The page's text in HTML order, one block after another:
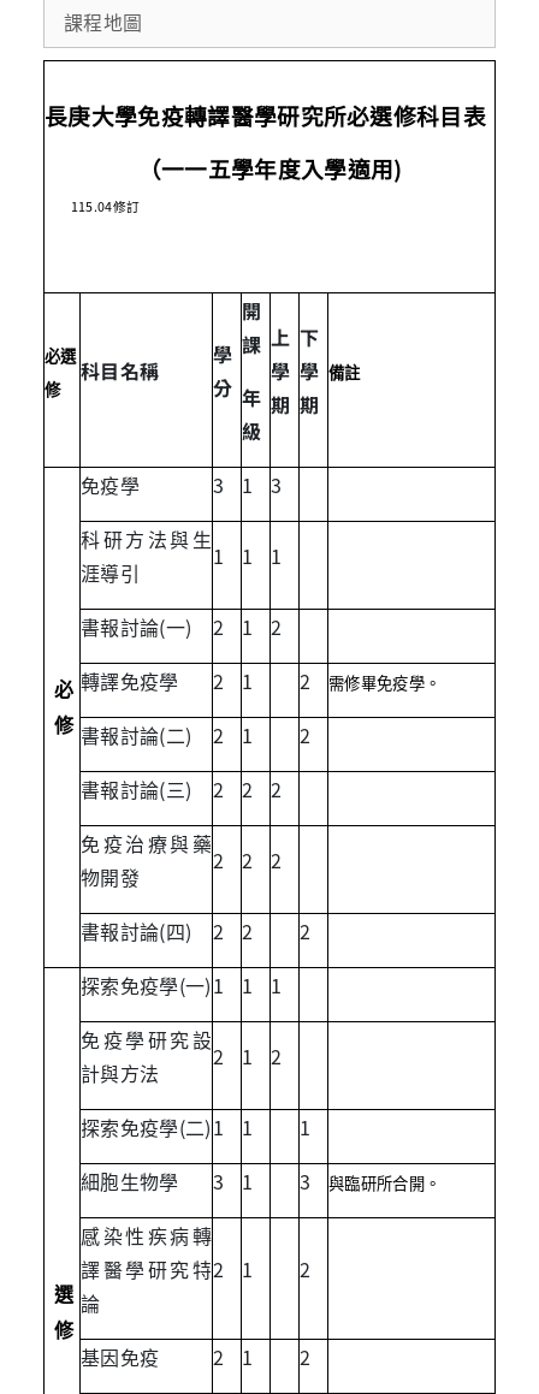
課程地圖
長庚大學免疫轉譯醫學研究所必選修科目表
（一一五學年度入學適用)
115.04修訂
必選
修
科目名稱
學
分
開
課
年
級
上
學
期
下
學
期
備註
必
修
免疫學 3 1
3
科研方法與生
涯導引
1 1 1
書報討論(一) 2 1
2
轉譯免疫學
2 1 2 需修畢免疫學。
書報討論(二) 2 1
2
書報討論(三)
2 2
2
免疫治療與藥
物開發
2 2 2
書報討論(四) 2 2 2
選
修
探索免疫學(一)1 1
1
免疫學研究設
計與方法
2 1 2
探索免疫學(二)1 1
1
細胞生物學
3 1 3 與臨研所合開。
感染性疾病轉
譯醫學研究特
論
2 1 2
基因免疫 2 1
2